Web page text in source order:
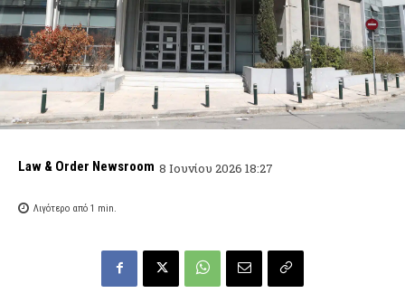
Law & Order Newsroom 8 Ιουνίου 2026 18:27
Λιγότερο από 1 min.